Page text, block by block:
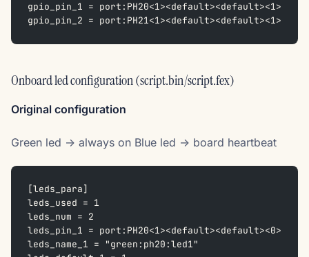
gpio_pin_1 = port:PH20<1><default><default><1>
gpio_pin_2 = port:PH21<1><default><default><1>
Onboard led configuration (script.bin/script.fex)
Original configuration
Green led -> always on Blue led -> board heartbeat
[leds_para]
leds_used = 1
leds_num = 2
leds_pin_1 = port:PH20<1><default><default><0>
leds_name_1 = "green:ph20:led1"